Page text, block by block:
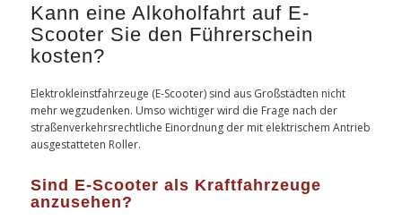
Kann eine Alkoholfahrt auf E-
Scooter Sie den Führerschein
kosten?
Elektrokleinstfahrzeuge (E-Scooter) sind aus Großstädten nicht
mehr wegzudenken. Umso wichtiger wird die Frage nach der
straßenverkehrsrechtliche Einordnung der mit elektrischem Antrieb
ausgestatteten Roller.
Sind E-Scooter als Kraftfahrzeuge
anzusehen?